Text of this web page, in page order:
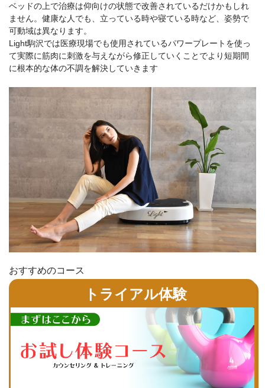
ベッドの上で治療は仰向けの状態で改善されているだけかもしれ
ません。健康な人でも、立っている時や寝ている時など、姿勢で
可動域は異なります。
Light駒沢では医療現場でも使用されているパワープレートを使っ
て実際に筋肉に刺激を与えながら修正していくことでより短期間
に根本的な体の不調を解決していきます
おすすめのコース
トライアル体験